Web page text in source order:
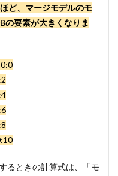
ど、マージモデルのモ
の要素が大きくなりま
るときの計算式は、「モ